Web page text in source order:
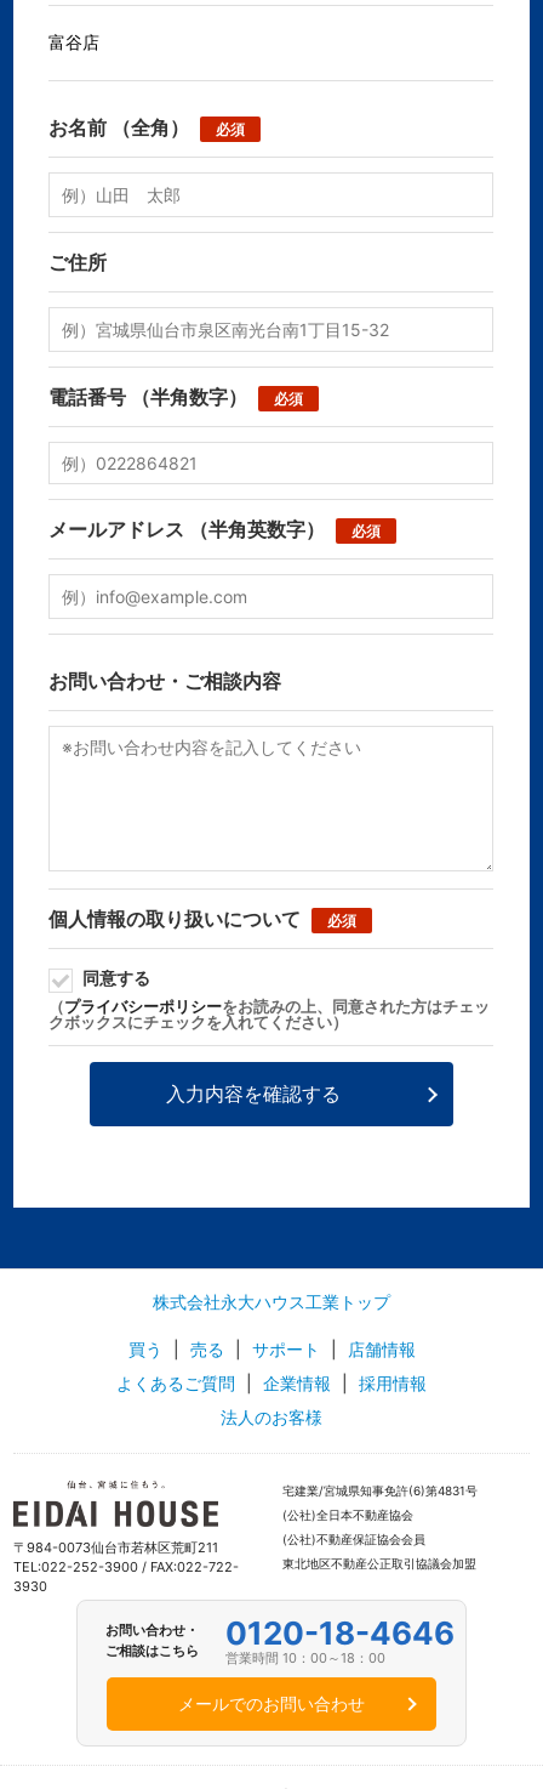
お名前 （全角） 必須
ご住所
電話番号 （半角数字） 必須
メールアドレス （半角英数字） 必須
お問い合わせ・ご相談内容
個人情報の取り扱いについて 必須
同意する
（プライバシーポリシーをお読みの上、同意された方はチェッ
クボックスにチェックを入れてください）
株式会社永大ハウス工業トップ
買う 売る サポート
店舗情報
よくあるご質問
企業情報
採用情報
法人のお客様
〒984-0073仙台市若林区荒町211
TEL:022-252-3900 / FAX:022-722-
3930
宅建業/宮城県知事免許(6)第4831号
(公社)全日本不動産協会
(公社)不動産保証協会会員
東北地区不動産公正取引協議会加盟
お問い合わせ・
ご相談はこちら
0120-18-4646
営業時間 10：00～18：00
メールでのお問い合わせ